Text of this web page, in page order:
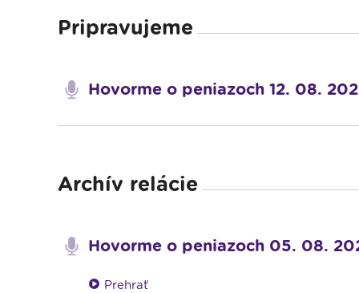
Pripravujeme
Hovorme o peniazoch 12. 08.
Archív relácie
Hovorme o peniazoch 05. 08.
Prehrať